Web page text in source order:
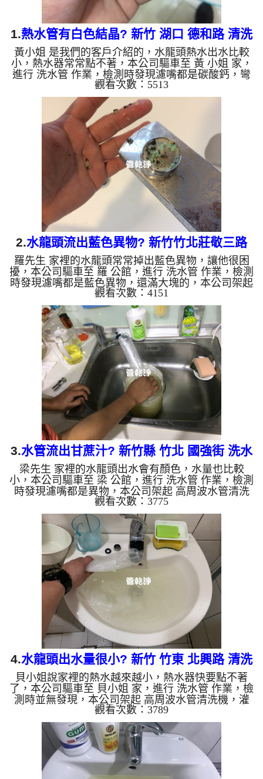
1.熱水管有白色結晶? 新竹 湖口 德和路 清洗
水管
黃小姐 是我們的客戶介紹的，水龍頭熱水出水比較
小，熱水器常常點不著，本公司驅車至 黃 小姐 家，
進行 洗水管 作業，檢測時發現濾嘴都是碳酸鈣，彎
頭裡都是白色結晶，本公司架起 高周波水管清洗
機，灌入 檸檬酸水 至管路裡面，等了約15分，開
啟 水管清洗機 ，啟動 螺旋波 模式，一開始就洗出白
色髒水，越洗越髒，如下圖片影片，一個多小時後，
出水正常及出水量恢復正常，黃小姐能正常用熱水
了!! 如是自來水，如水管老化，會產生鐵鏽跟泥沙堆
積，洗出來的水就會是咖啡色，地下水含有氧化錳，
管壁上會結成黑色管...
觀看次數：5513
2.水龍頭流出藍色異物? 新竹竹北莊敬三路
水管清洗
羅先生 家裡的水龍頭常常掉出藍色異物，讓他很困
擾，本公司驅車至 羅 公館，進行 洗水管 作業，檢測
時發現濾嘴都是藍色異物，還滿大塊的，本公司架起
高周波水管清洗機，灌入 檸檬酸水 至管路裡面，等
了約15分，開啟 水管清洗機 ，啟動 螺旋波 模式，一
開始就洗出黃色髒水，越洗就越髒，還狂噴異物，如
下圖片影片，兩個多小時後， 出水正常及出水量恢
復正常，羅先生能安心用水了!! 如是自來水，如水管
老化，會產生鐵鏽跟泥沙堆積，洗出來的水就會是咖
啡色，地下水含有氧化錳，管壁上會結成黑色管垢，
洗出來的水會...
觀看次數：4151
3.水管流出甘蔗汁? 新竹縣 竹北 國強街 洗水
管
梁先生 家裡的水龍頭出水會有顏色，水量也比較
小，本公司驅車至 梁 公館，進行 洗水管 作業，檢測
時發現濾嘴都是異物，本公司架起 高周波水管清洗
機，灌入 檸檬酸水 至管路裡面，等了約15分，開
啟 水管清洗機 ，啟動 螺旋波 模式，一開始是洗不出
什麼，沒多久就洗出黃色髒水，越洗就越髒，如下圖
片影片，一個多小時後， 出水正常及出水量恢復正
常，梁先生能正常用水了!! 如是自來水，如水管老
化，會產生鐵鏽跟泥沙堆積，洗出來的水就會是咖啡
色，地下水含有氧化錳，管壁上會結成黑色管垢，洗
出來的水會跟石油一樣...
觀看次數：3775
4.水龍頭出水量很小? 新竹 竹東 北興路 清洗
水管
貝小姐說家裡的熱水越來越小，熱水器快要點不著
了，本公司驅車至 貝小姐 家，進行 洗水管 作業，檢
測時並無發現，本公司架起 高周波水管清洗機，灌
入 檸檬酸水 至管路裡面，等了約15分，開啟 水管清
洗機 ，啟動 螺旋波 模式，一開始就洗出白色髒水，
還不時噴出白色異物，如下圖片影片，兩個多小時
後， 冷熱水出水量都變大，貝小姐能洗個熱水澡了!!
如是自來水，如水管老化，會產生鐵鏽跟泥沙堆積，
洗出來的水就會是咖啡色，地下水含有氧化錳，管壁
觀看次數：3789